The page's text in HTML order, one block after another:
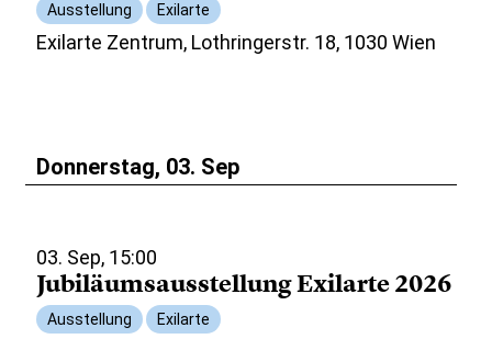
Ausstellung Exilarte
Exilarte Zentrum, Lothringerstr. 18, 1030 Wien
Donnerstag, 03. Sep
03. Sep, 15:00
Jubiläumsausstellung Exilarte 2026
Ausstellung Exilarte